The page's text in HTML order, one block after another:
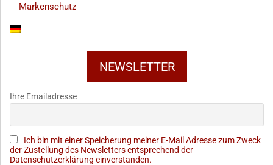
Markenschutz
NEWSLETTER
Ihre Emailadresse
Ich bin mit einer Speicherung meiner E-Mail Adresse zum Zweck
der Zustellung des Newsletters entsprechend der
Datenschutzerklärung einverstanden.